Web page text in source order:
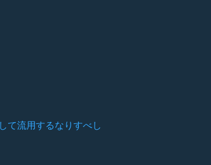
て流用するなりすべし